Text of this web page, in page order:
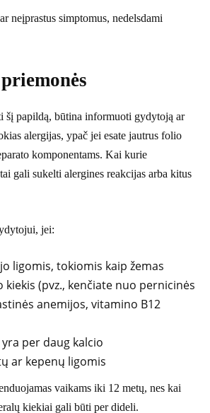
neįprastus simptomus, nedelsdami
šį papildą, būtina informuoti gydytoją ar
alergijas, ypač jei esate jautrus folio
komponentams. Kai kurie
gali sukelti alergines reakcijas arba kitus
jei:
ligomis, tokiomis kaip žemas
(pvz., kenčiate nuo pernicinės
anemijos, vitamino B12
per daug kalcio
ar kepenų ligomis
vaikams iki 12 metų, nes kai
kiekiai gali būti per dideli.